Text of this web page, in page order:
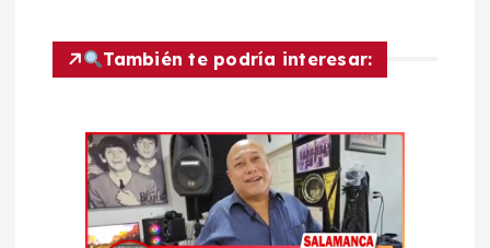
c
También te podría interesar: